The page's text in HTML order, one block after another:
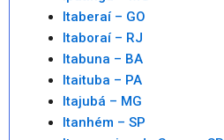
Itaberaí – GO
Itaboraí – RJ
Itabuna – BA
Itaituba – PA
Itajubá – MG
Itanhém – SP